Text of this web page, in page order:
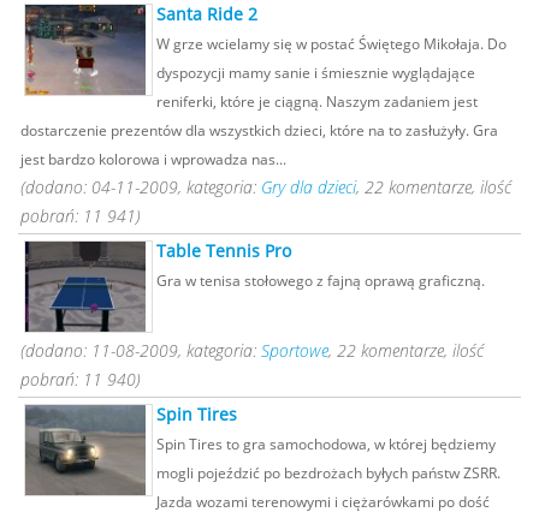
Santa Ride 2
W grze wcielamy się w postać Świętego Mikołaja. Do
dyspozycji mamy sanie i śmiesznie wyglądające
reniferki, które je ciągną. Naszym zadaniem jest
dostarczenie prezentów dla wszystkich dzieci, które na to zasłużyły. Gra
jest bardzo kolorowa i wprowadza nas...
(dodano: 04-11-2009, kategoria: Gry dla dzieci, 22 komentarze, ilość
pobrań: 11 941)
Table Tennis Pro
Gra w tenisa stołowego z fajną oprawą graficzną.
(dodano: 11-08-2009, kategoria: Sportowe, 22 komentarze, ilość
pobrań: 11 940)
Spin Tires
Spin Tires to gra samochodowa, w której będziemy
mogli pojeździć po bezdrożach byłych państw ZSRR.
Jazda wozami terenowymi i ciężarówkami po dość